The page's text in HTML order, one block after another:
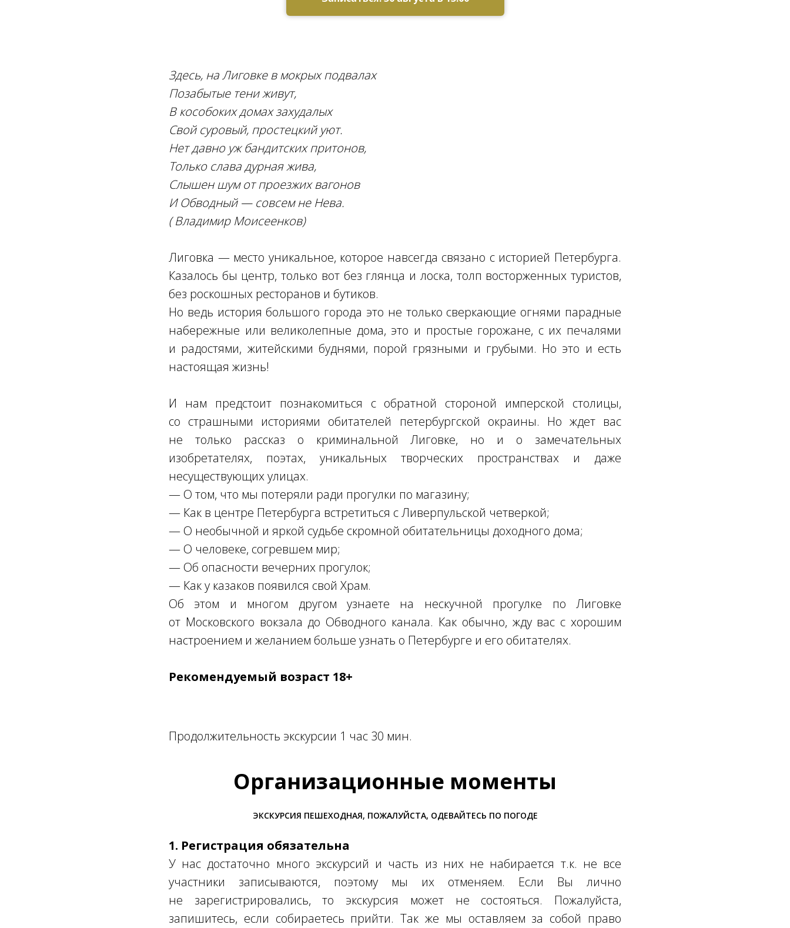
Здесь, на Лиговке в мокрых подвалах
Позабытые тени живут,
В кособоких домах захудалых
Свой суровый, простецкий уют.
Нет давно уж бандитских притонов,
Только слава дурная жива,
Слышен шум от проезжих вагонов
И Обводный — совсем не Нева.
( Владимир Моисеенков)
Лиговка — место уникальное, которое навсегда связано с историей Петербурга.
Казалось бы центр, только вот без глянца и лоска, толп восторженных туристов,
без роскошных ресторанов и бутиков.
Но ведь история большого города это не только сверкающие огнями парадные
набережные или великолепные дома, это и простые горожане, с их печалями
и радостями, житейскими буднями, порой грязными и грубыми. Но это и есть
настоящая жизнь!
И нам предстоит познакомиться с обратной стороной имперской столицы,
со страшными историями обитателей петербургской окраины. Но ждет вас
не только рассказ о криминальной Лиговке, но и о замечательных
изобретателях, поэтах, уникальных творческих пространствах и даже
несуществующих улицах.
— О том, что мы потеряли ради прогулки по магазину;
— Как в центре Петербурга встретиться с Ливерпульской четверкой;
— О необычной и яркой судьбе скромной обитательницы доходного дома;
— О человеке, согревшем мир;
— Об опасности вечерних прогулок;
— Как у казаков появился свой Храм.
Об этом и многом другом узнаете на нескучной прогулке по Лиговке
от Московского вокзала до Обводного канала. Как обычно, жду вас с хорошим
настроением и желанием больше узнать о Петербурге и его обитателях.
Рекомендуемый возраст 18+
Продолжительность экскурсии 1 час 30 мин.
Организационные моменты
ЭКСКУРСИЯ ПЕШЕХОДНАЯ, ПОЖАЛУЙСТА, ОДЕВАЙТЕСЬ ПО ПОГОДЕ
1. Регистрация обязательна
У нас достаточно много экскурсий и часть из них не набирается т.к. не все
участники записываются, поэтому мы их отменяем. Если Вы лично
не зарегистрировались, то экскурсия может не состояться. Пожалуйста,
запишитесь, если собираетесь прийти. Так же мы оставляем за собой право